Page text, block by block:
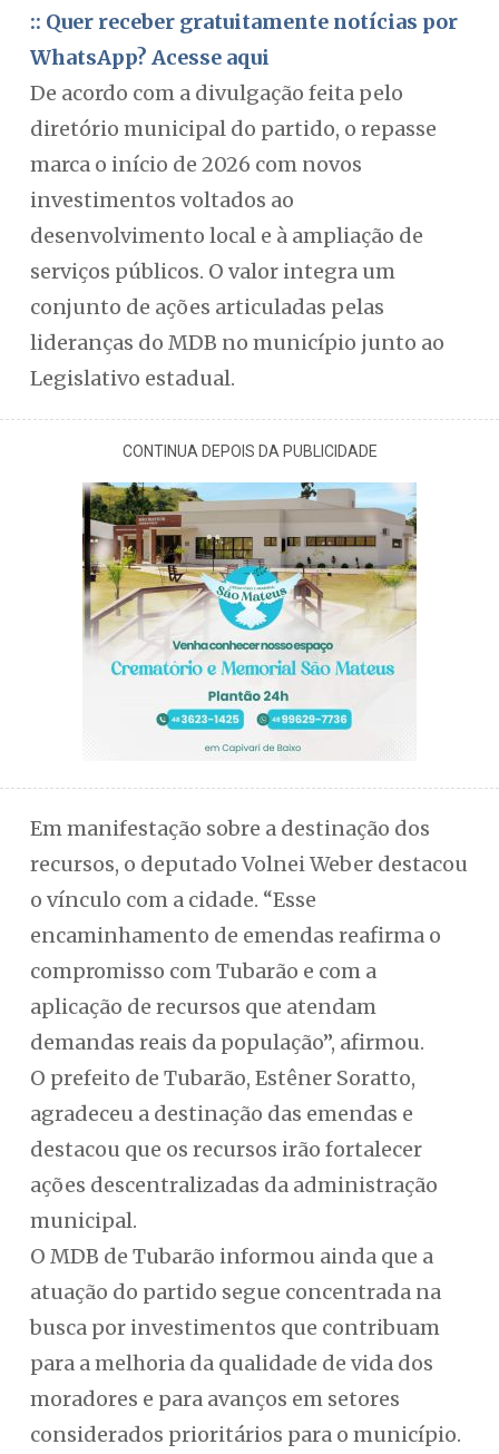
:: Quer receber gratuitamente notícias por
WhatsApp? Acesse aqui
De acordo com a divulgação feita pelo
diretório municipal do partido, o repasse
marca o início de 2026 com novos
investimentos voltados ao
desenvolvimento local e à ampliação de
serviços públicos. O valor integra um
conjunto de ações articuladas pelas
lideranças do MDB no município junto ao
Legislativo estadual.
CONTINUA DEPOIS DA PUBLICIDADE
Em manifestação sobre a destinação dos
recursos, o deputado Volnei Weber destacou
o vínculo com a cidade. “Esse
encaminhamento de emendas reafirma o
compromisso com Tubarão e com a
aplicação de recursos que atendam
demandas reais da população”, afirmou.
O prefeito de Tubarão, Estêner Soratto,
agradeceu a destinação das emendas e
destacou que os recursos irão fortalecer
ações descentralizadas da administração
municipal.
O MDB de Tubarão informou ainda que a
atuação do partido segue concentrada na
busca por investimentos que contribuam
para a melhoria da qualidade de vida dos
moradores e para avanços em setores
considerados prioritários para o município.